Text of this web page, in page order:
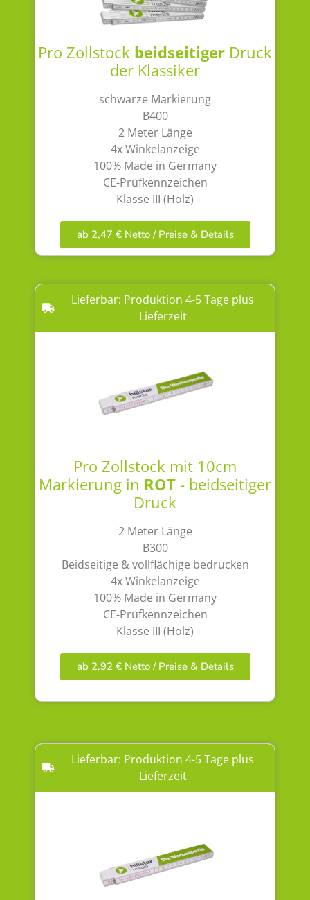
Pro Zollstock beidseitiger Druck
der Klassiker
schwarze Markierung
B400
2 Meter Länge
4x Winkelanzeige
100% Made in Germany
CE-Prüfkennzeichen
Klasse III (Holz)
ab 2,47 € Netto / Preise & Details
Lieferbar: Produktion 4-5 Tage plus
Lieferzeit
Pro Zollstock mit 10cm
Markierung in ROT- beidseitiger
Druck
2 Meter Länge
B300
Beidseitige & vollflächige bedrucken
4x Winkelanzeige
100% Made in Germany
CE-Prüfkennzeichen
Klasse III (Holz)
ab 2,92 € Netto / Preise & Details
Lieferbar: Produktion 4-5 Tage plus
Lieferzeit